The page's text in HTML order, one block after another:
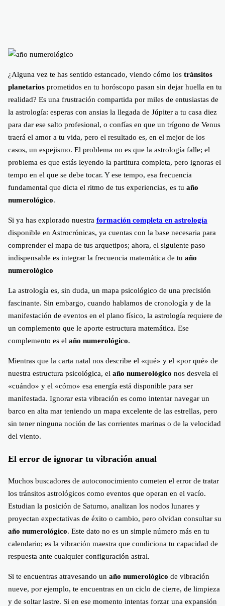
¿Alguna vez te has sentido estancado, viendo cómo los tránsitos
planetarios prometidos en tu horóscopo pasan sin dejar huella en tu
realidad? Es una frustración compartida por miles de entusiastas de
la astrología: esperas con ansias la llegada de Júpiter a tu casa diez
para dar ese salto profesional, o confías en que un trígono de Venus
traerá el amor a tu vida, pero el resultado es, en el mejor de los
casos, un espejismo. El problema no es que la astrología falle; el
problema es que estás leyendo la partitura completa, pero ignoras el
tempo en el que se debe tocar. Y ese tempo, esa frecuencia
fundamental que dicta el ritmo de tus experiencias, es tu año
numerológico.
Si ya has explorado nuestra formación completa en astrología
disponible en Astrocrónicas, ya cuentas con la base necesaria para
comprender el mapa de tus arquetipos; ahora, el siguiente paso
indispensable es integrar la frecuencia matemática de tu año
numerológico
La astrología es, sin duda, un mapa psicológico de una precisión
fascinante. Sin embargo, cuando hablamos de cronología y de la
manifestación de eventos en el plano físico, la astrología requiere de
un complemento que le aporte estructura matemática. Ese
complemento es el año numerológico.
Mientras que la carta natal nos describe el «qué» y el «por qué» de
nuestra estructura psicológica, el año numerológico nos desvela el
«cuándo» y el «cómo» esa energía está disponible para ser
manifestada. Ignorar esta vibración es como intentar navegar un
barco en alta mar teniendo un mapa excelente de las estrellas, pero
sin tener ninguna noción de las corrientes marinas o de la velocidad
del viento.
El error de ignorar tu vibración anual
Muchos buscadores de autoconocimiento cometen el error de tratar
los tránsitos astrológicos como eventos que operan en el vacío.
Estudian la posición de Saturno, analizan los nodos lunares y
proyectan expectativas de éxito o cambio, pero olvidan consultar su
año numerológico. Este dato no es un simple número más en tu
calendario; es la vibración maestra que condiciona tu capacidad de
respuesta ante cualquier configuración astral.
Si te encuentras atravesando un año numerológico de vibración
nueve, por ejemplo, te encuentras en un ciclo de cierre, de limpieza
y de soltar lastre. Si en ese momento intentas forzar una expansión